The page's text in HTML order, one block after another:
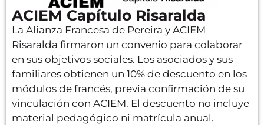
ACIEM Capítulo Risaralda
La Alianza Francesa de Pereira y ACIEM
Risaralda firmaron un convenio para colaborar
en sus objetivos sociales. Los asociados y sus
familiares obtienen un 10% de descuento en los
módulos de francés, previa confirmación de su
vinculación con ACIEM. El descuento no incluye
material pedagógico ni matrícula anual.